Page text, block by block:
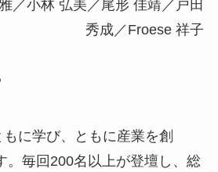
／小林 弘美／尾形 佳靖／戸田
秀成／Froese 祥子
に学び、ともに産業を創
。毎回200名以上が登壇し、総